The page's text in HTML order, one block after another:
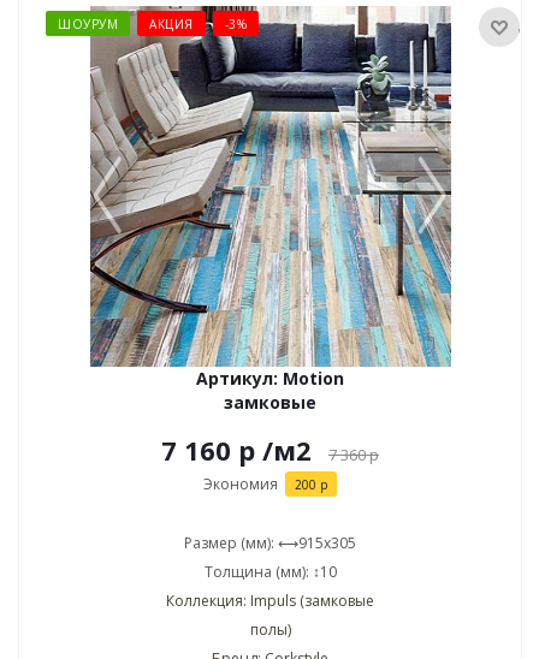
ШОУРУМ АКЦИЯ -3%
Артикул: Motion
замковые
7 160 р /м2 7 360р
Экономия 200 р
Размер (мм): ⟷915x305
Толщина (мм): ↕10
Коллекция: Impuls (замковые
полы)